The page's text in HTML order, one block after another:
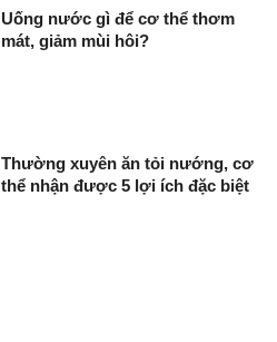
Uống nước gì để cơ thể thơm
mát, giảm mùi hôi?
Thường xuyên ăn tỏi nướng, cơ
thể nhận được 5 lợi ích đặc biệt